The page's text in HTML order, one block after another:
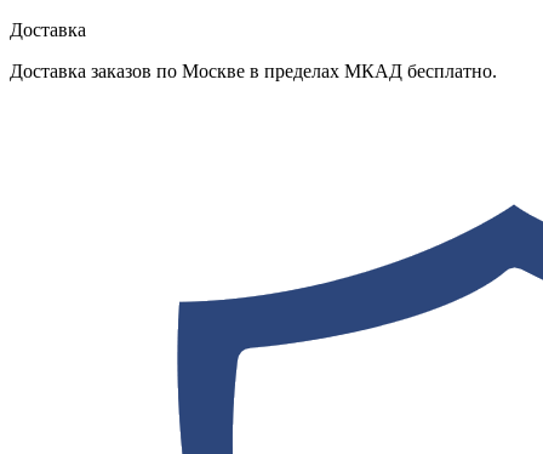
Доставка
Доставка заказов по Москве в пределах МКАД бесплатно.